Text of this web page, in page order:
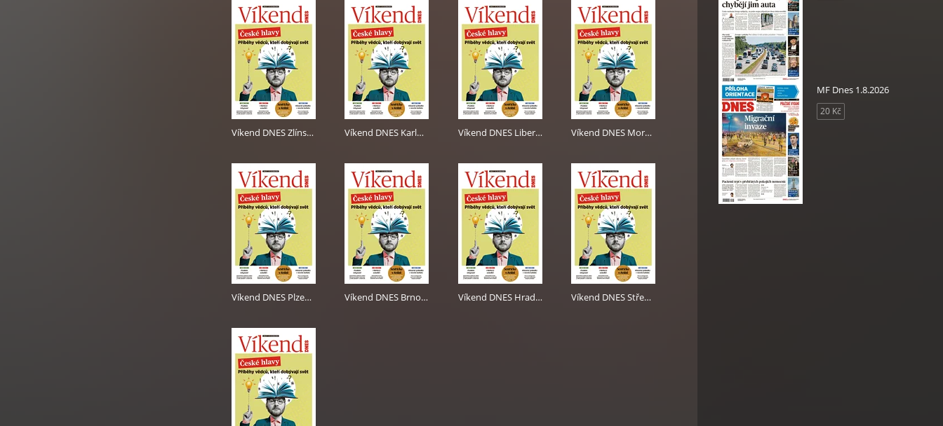
Víkend DNES Zlínský - 25.5.2024 Víkend DNES Karlovarský - 25.5.2024 Víkend DNES Liberecký - 25.5.2024 Víkend DNES Moravskoslezský - 25.5.2024
Víkend DNES Plzeňský - 25.5.2024 Víkend DNES Brno a Jižní Morava - 25.5.2024 Víkend DNES Hradecký - 25.5.2024 Víkend DNES Střední Čechy - 25.5.2024
MF Dnes 1.8.2026
20 Kč